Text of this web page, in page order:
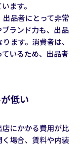
ます。
品者にとって非常
ランド力も、出品
ます。消費者は、
いるため、出品者
低い
にかかる費用が比
場合、賃料や内装